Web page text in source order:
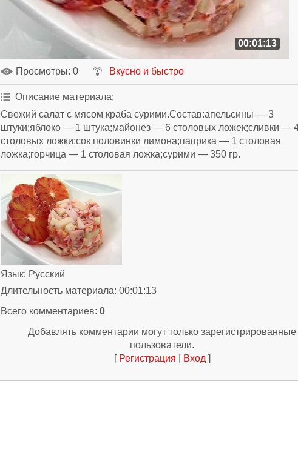
00:01:13
Просмотры: 0 Вкусно и быстро
Описание материала:
Свежий салат с мясом краба сурими.Состав:апельсины — 3
штуки;яблоко — 1 штука;майонез — 6 столовых ложек;сливки —
столовых ложки;сок половинки лимона;паприка — 1 столовая
ложка;горчица — 1 столовая ложка;сурими — 350 гр.
Язык: Русский
Длительность материала: 00:01:13
Всего комментариев: 0
Добавлять комментарии могут только зарегистрированные
пользователи.
[ Регистрация Вход ]